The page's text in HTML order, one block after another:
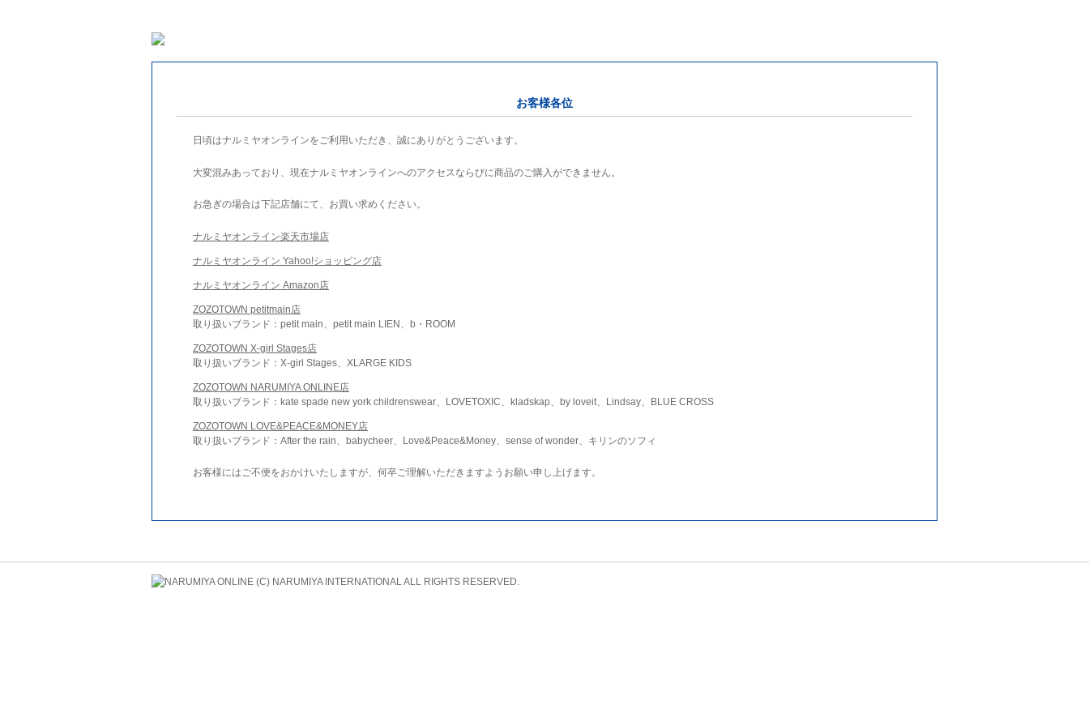
お客様各位
日頃はナルミヤオンラインをご利用いただき、誠にありがとうございます。
大変混みあっており、現在ナルミヤオンラインへのアクセスならびに商品のご購入ができません。
お急ぎの場合は下記店舗にて、お買い求めください。
ナルミヤオンライン楽天市場店
ナルミヤオンライン Yahoo!ショッピング店
ナルミヤオンライン Amazon店
ZOZOTOWN petitmain店
取り扱いブランド：petit main、petit main LIEN、b・ROOM
ZOZOTOWN X-girl Stages店
取り扱いブランド：X-girl Stages、XLARGE KIDS
ZOZOTOWN NARUMIYA ONLINE店
取り扱いブランド：kate spade new york childrenswear、LOVETOXIC、kladskap、by loveit、Lindsay、BLUE CROSS
ZOZOTOWN LOVE&PEACE&MONEY店
取り扱いブランド：After the rain、babycheer、Love&Peace&Money、sense of wonder、キリンのソフィ
お客様にはご不便をおかけいたしますが、何卒ご理解いただきますようお願い申し上げます。